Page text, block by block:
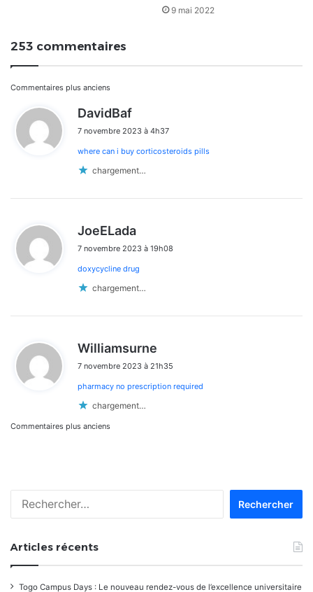
9 mai 2022
253 commentaires
Navigation
dans
les
commentaires
Commentaires plus anciens
DavidBaf
t
7 novembre 2023 à 4h37
where can i buy corticosteroids pills
chargement…
JoeELada
t
7 novembre 2023 à 19h08
doxycycline drug
chargement…
Williamsurne
t
7 novembre 2023 à 21h35
pharmacy no prescription required
chargement…
Navigation
commentaires
Commentaires plus anciens
Articles récents
Togo Campus Days : Le nouveau rendez-vous de l’excellence universitaire